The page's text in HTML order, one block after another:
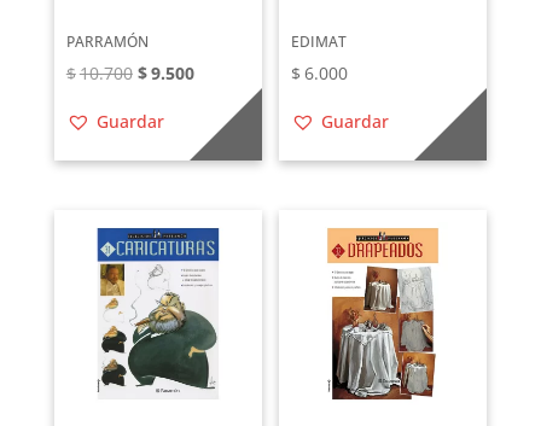
PARRAMÓN
$10.700 El
original
era:
$9.500El
precio
actual
es:
Guardar
EDIMAT
$ 6.000
Guardar